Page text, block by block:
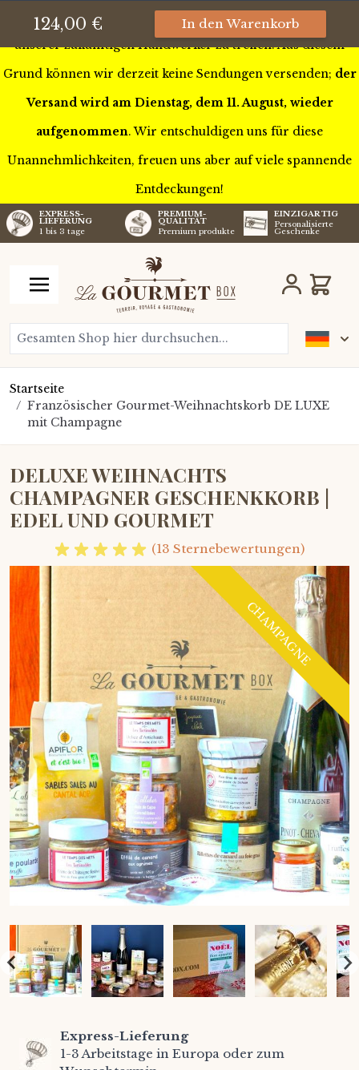
Wir sind diese Woche auf Tour durch Frankreich, um einige
unserer zukünftigen Handwerker zu treffen. Aus diesem
Grund können wir derzeit keine Sendungen versenden; der
Versand wird am Dienstag, dem 11. August, wieder
aufgenommen. Wir entschuldigen uns für diese
Unannehmlichkeiten, freuen uns aber auf viele spannende
Entdeckungen!
EXPRESS-
LIEFERUNG
1 bis 3 tage
PREMIUM-
QUALITÄT
Premium produkte
EINZIGARTIG
Personalisierte
Geschenke
Gesamten Shop hier durchsuchen...
Wagen
Startseite
/ Französischer Gourmet-Weihnachtskorb DE LUXE
mit Champagne
DELUXE WEIHNACHTS
CHAMPAGNER GESCHENKKORB |
EDEL UND GOURMET
CHAMPAGNE
(13 Sternebewertungen)
124,00 € In den Warenkorb
Express-Lieferung
1-3 Arbeitstage in Europa oder zum